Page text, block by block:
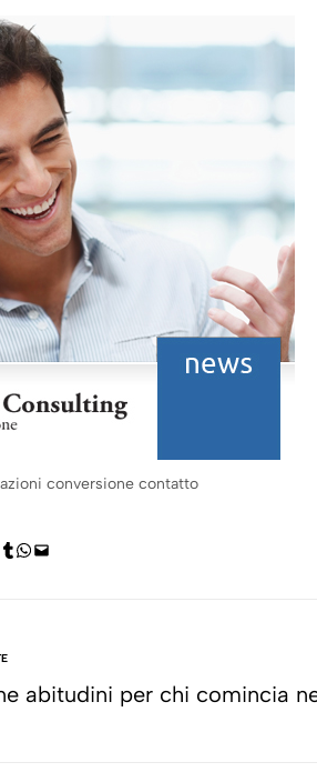
conversione contatto
abitudini per chi comincia